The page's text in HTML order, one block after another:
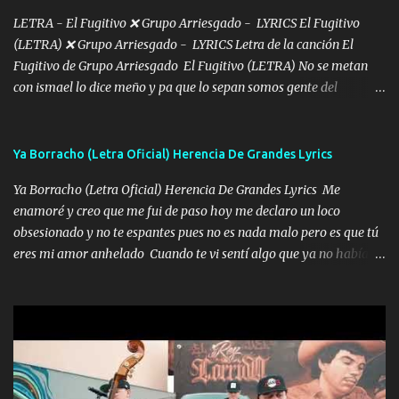
Intentar... ...
LETRA - El Fugitivo ❌ Grupo Arriesgado - LYRICS El Fugitivo
(LETRA) ❌ Grupo Arriesgado - LYRICS Letra de la canción El
Fugitivo de Grupo Arriesgado El Fugitivo (LETRA) No se metan
con ismael lo dice meño y pa que lo sepan somos gente del
grande traemos la bandera 04 se oye por los radios y bien
ofrece también peleam'os bien atentó el compa huicho la corta al
cinto y radios colgados cuando salimos del rancho carros
blindándos y bien equipados no somos gente de problemas pero
defendemos muy bien nuestra tierra buena sombra nos cobija y el
porque lo estimo y lo quiero ami lado vivi...
Ya Borracho (Letra Oficial) Herencia De Grandes Lyrics
Ya Borracho (Letra Oficial) Herencia De Grandes Lyrics Me
enamoré y creo que me fui de paso hoy me declaro un loco
obsesionado y no te espantes pues no es nada malo pero es que tú
eres mi amor anhelado Cuando te vi sentí algo que ya no había
cariño de mi alma Que pa febrero vendré frente a ti con mis
preguntas y digas que sí hacernos novios y verte feliz y muy
contenta como yo por ti Música Pregúntame qué es lo que me